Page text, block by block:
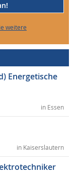
weitere
Energetische
in Essen
in Kaiserslautern